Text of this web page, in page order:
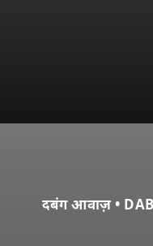
दबंग आवाज़ •